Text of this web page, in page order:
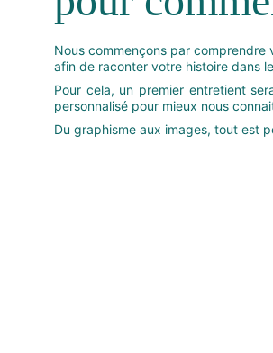
Nous commençons par
afin de raconter votre histoire dans
Pour cela, un premier entretient
personnalisé pour mieux nous
Du graphisme aux images, tout est